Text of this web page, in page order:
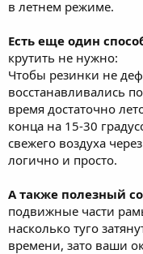
в летнем режиме.
Есть еще один
крутить не нужно:
Чтобы резинки не
восстанавливались
время достаточно
конца на 15-30
свежего воздуха
логично и просто.
А также полезный
подвижные части
насколько туго
времени, зато ваши